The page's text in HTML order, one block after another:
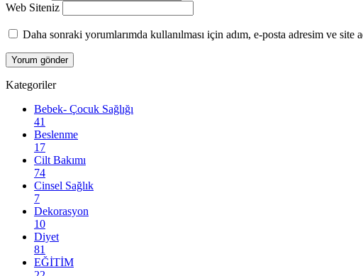
Web Siteniz
Daha sonraki yorumlarımda kullanılması için adım, e-posta adresim ve site
Kategoriler
Bebek- Çocuk Sağlığı
41
Beslenme
17
Cilt Bakımı
74
Cinsel Sağlık
7
Dekorasyon
10
Diyet
81
EĞİTİM